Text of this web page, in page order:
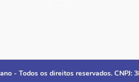
- Todos os direitos reservados. CNPJ: